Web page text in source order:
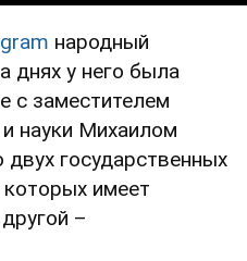
народный
днях у него была
с заместителем
науки Михаилом
государственных
которых имеет
–